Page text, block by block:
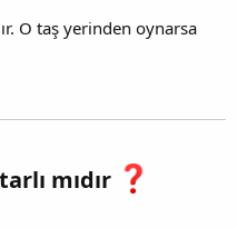
O taş yerinden oynarsa
mıdır